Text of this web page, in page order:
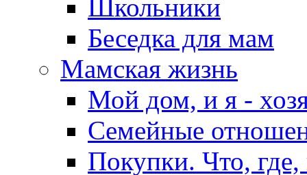
Школьники
Беседка для мам
Мамская жизнь
Мой дом, и я -
Семейные
Покупки. Что, где,